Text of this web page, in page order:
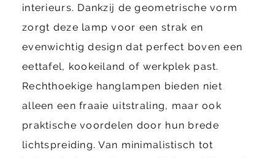
interieurs. Dankzij de geometrische vorm
zorgt deze lamp voor een strak en
evenwichtig design dat perfect boven een
eettafel, kookeiland of werkplek past.
Rechthoekige hanglampen bieden niet
alleen een fraaie uitstraling, maar ook
praktische voordelen door hun brede
lichtspreiding. Van minimalistisch tot